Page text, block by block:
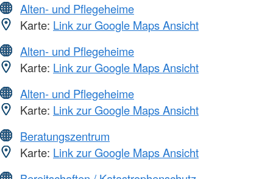
Alten- und Pflegeheime
Karte: Link zur Google Maps Ansicht
Alten- und Pflegeheime
Karte: Link zur Google Maps Ansicht
Alten- und Pflegeheime
Karte: Link zur Google Maps Ansicht
Beratungszentrum
Karte: Link zur Google Maps Ansicht